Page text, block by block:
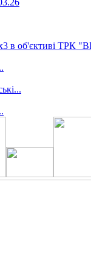
в об'єктиві ТРК